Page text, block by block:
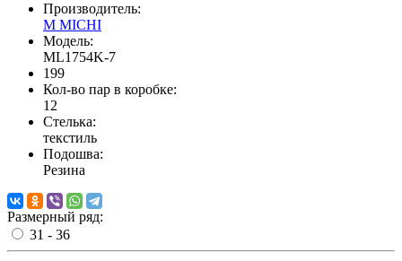
Производитель:
M MICHI
Модель:
ML1754K-7
199
Кол-во пар в коробке:
12
Стелька:
текстиль
Подошва:
Резина
Размерный ряд:
31 - 36